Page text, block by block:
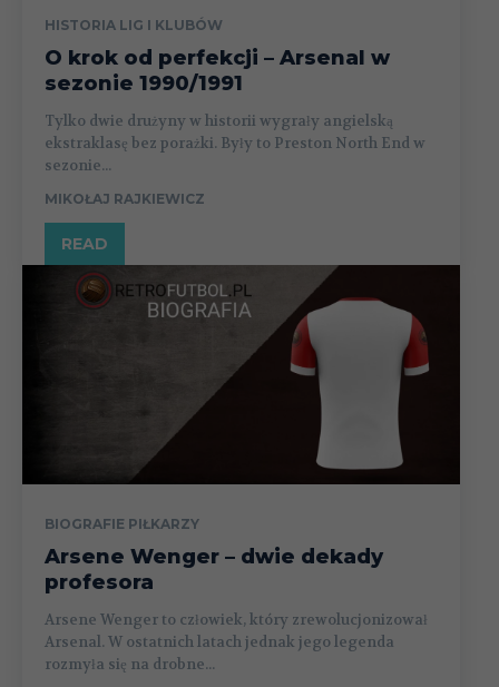
HISTORIA LIG I KLUBÓW
O krok od perfekcji – Arsenal w
sezonie 1990/1991
Tylko dwie drużyny w historii wygrały angielską
ekstraklasę bez porażki. Były to Preston North End w
sezonie...
MIKOŁAJ RAJKIEWICZ
READ
BIOGRAFIE PIŁKARZY
Arsene Wenger – dwie dekady
profesora
Arsene Wenger to człowiek, który zrewolucjonizował
Arsenal. W ostatnich latach jednak jego legenda
rozmyła się na drobne...